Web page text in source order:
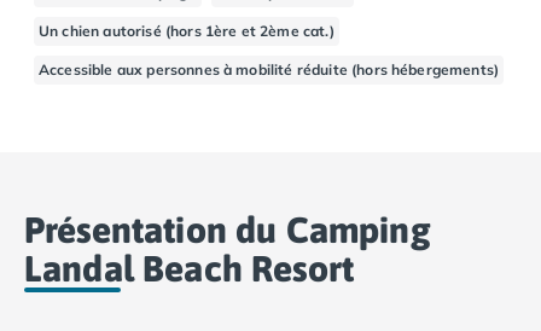
Camping Bidart
Camping Saint Jean de Luz
Camping Honfleur
Camping Houlgate
Camping Ouistreham
Un chien autorisé (hors 1ère et 2ème cat.)
Accessible aux personnes à mobilité réduite (hors hébergements)
Présentation du Camping
Landal Beach Resort